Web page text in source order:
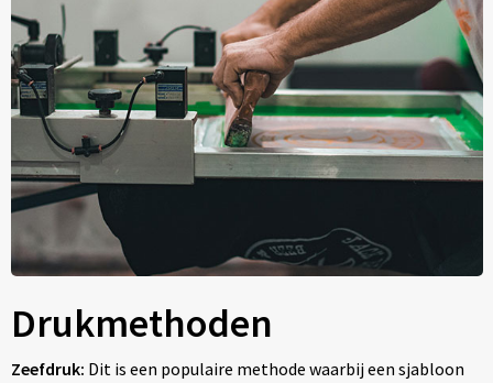
Drukmethoden
Zeefdruk: Dit is een populaire methode waarbij een sjabloon